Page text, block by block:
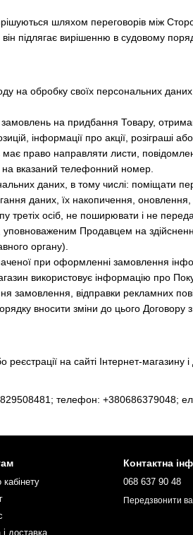
шляхом переговорів між
підлягає вирішенню в судовому
обробку своїх персональних даних
на придбання Товару,
інформації про акції, розіграші
право направляти листи,
на вказаний телефонний номер.
даних, в тому числі: поміщати
даних, їх накопичення,
третіх осіб, не поширювати і не
Продавцем на
органу).
при оформленні замовлення
використовує інформацію про
замовлення, відправки рекламних
вносити зміни до цього Договору
на сайті Інтернет-магазину і
телефон: +380686379048;
кабінету
доставка
Контактна
068 637 90 48
Передзвонити